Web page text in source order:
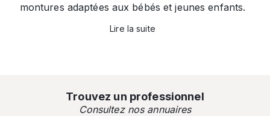
montures adaptées aux bébés et jeunes enfants.
Lire la suite
Trouvez un professionnel
Consultez nos annuaires